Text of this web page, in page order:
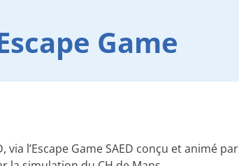
Game
l’Escape Game SAED conçu et animé par